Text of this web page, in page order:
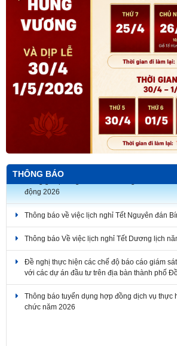
THÔNG BÁO
Thông báo về thời gian nghỉ lễ Giỗ Tổ Hùng
thắng giải phóng miền Nam thống nhất đất
động 2026
với các dự án đầu tư trên địa bàn thành phố
chức năm 2026